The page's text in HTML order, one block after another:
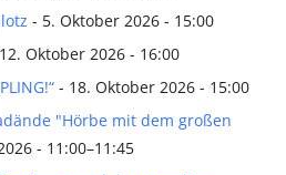
- 5. Oktober 2026 - 15:00
Oktober 2026 - 16:00
- 18. Oktober 2026 - 15:00
"Hörbe mit dem großen
- 11:00–11:45